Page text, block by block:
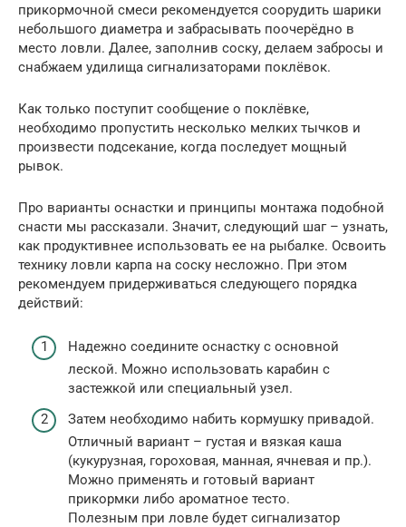
прикормочной смеси рекомендуется соорудить шарики
небольшого диаметра и забрасывать поочерёдно в
место ловли. Далее, заполнив соску, делаем забросы и
снабжаем удилища сигнализаторами поклёвок.
Как только поступит сообщение о поклёвке,
необходимо пропустить несколько мелких тычков и
произвести подсекание, когда последует мощный
рывок.
Про варианты оснастки и принципы монтажа подобной
снасти мы рассказали. Значит, следующий шаг – узнать,
как продуктивнее использовать ее на рыбалке. Освоить
технику ловли карпа на соску несложно. При этом
рекомендуем придерживаться следующего порядка
действий:
Надежно соедините оснастку с основной
леской. Можно использовать карабин с
застежкой или специальный узел.
Затем необходимо набить кормушку привадой.
Отличный вариант – густая и вязкая каша
(кукурузная, гороховая, манная, ячневая и пр.).
Можно применять и готовый вариант
прикормки либо ароматное тесто.
Полезным при ловле будет сигнализатор